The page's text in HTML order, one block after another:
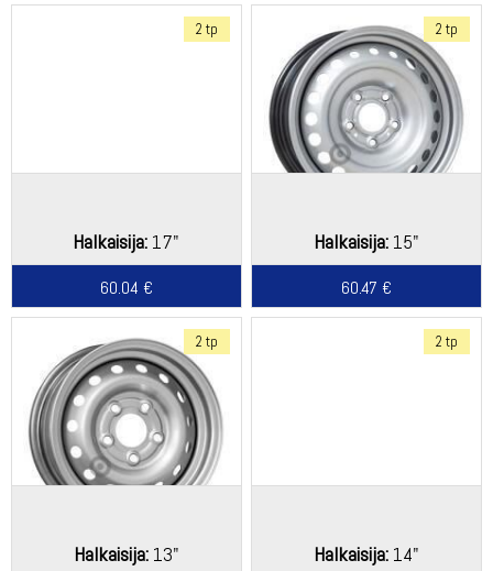
2 tp
Halkaisija: 17"
60.04 €
2 tp
Halkaisija: 15"
60.47 €
2 tp
Halkaisija:13"
2 tp
Halkaisija: 14"